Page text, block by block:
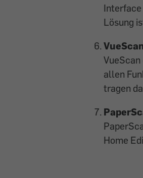
Interface
Lösung
VueScan
allen
tragen
Home